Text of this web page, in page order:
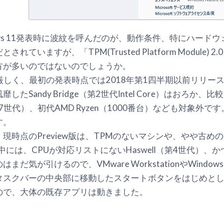
11発表時に波紋を呼んだのが、動作条件、特にハード
とされていますが、「TPM(Trusted Platform Module)
多いのではないのでしょうか。
しく、最初の発表時点では2018年第1四半期以前リリー
靡したSandy Bridge（第2世代Intel Core）はおろか、比
世代）、初代AMD Ryzen（1000番台）なども対象外で
現時点のPreview版は、TPMのないマシンや、やや古め
には、CPUが対応リストにないHaswell（第4世代）、か
はまだ気が引けるので、VMware Workstationや
スクバーの中央部に移動したスタートボタンをはじめと
、大体の既存アプリは動きました。